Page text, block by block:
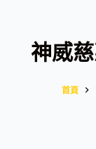
神威
首頁